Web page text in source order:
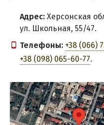
Адрес: Херсонская
ул. Школьная, 55/47.
Телефоны: +38 (066)
+38 (098) 065-60-77.